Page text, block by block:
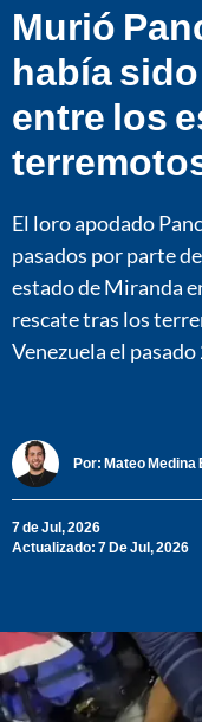
Murió
había
entre los
El loro apodado
pasados por parte
estado de Miranda
rescate tras los
Venezuela el
Por: Mateo Medina
7 de Jul, 2026
Actualizado: 7 De Jul, 2026